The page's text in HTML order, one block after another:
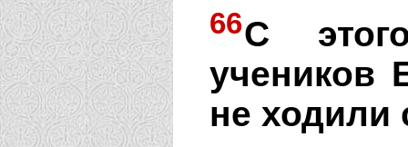
66С
учеников
не ходили